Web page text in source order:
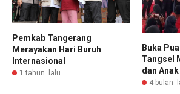
Pemkab Tangerang
Merayakan Hari Buruh
Internasional
1 tahun lalu
Buka
Tangsel
dan
4 bulan